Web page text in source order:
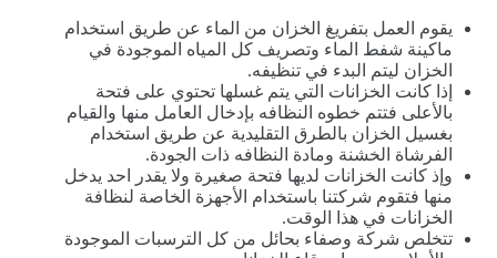
يقوم العمل بتفريغ الخزان من الماء عن طريق استخدام
ماكينة شفط الماء وتصريف كل المياه الموجودة في
الخزان ليتم البدء في تنظيفه.
إذا كانت الخزانات التي يتم غسلها تحتوي على فتحة
بالأعلى فتتم خطوه النظافه بإدخال العامل منها والقيام
بغسيل الخزان بالطرق التقليدية عن طريق استخدام
الفرشاة الخشنة ومادة النظافه ذات الجودة.
وإذ كانت الخزانات لديها فتحة صغيرة ولا يقدر احد يدخل
منها فتقوم شركتنا باستخدام الأجهزة الخاصة لنظافة
الخزانات في هذا الوقت.
تتخلص شركة وصفاء بحائل من كل الترسبات الموجودة